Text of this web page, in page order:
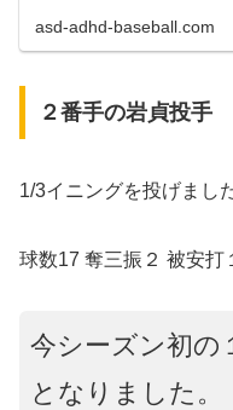
asd-adhd-baseball.com
２番手の岩貞投手
1/3イニングを投げまし
球数17 奪三振２ 被安打
今シーズン初の
となりました。